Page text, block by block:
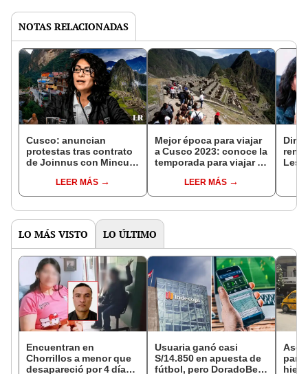
NOTAS RELACIONADAS
Cusco: anuncian
protestas tras contrato
de Joinnus con Mincul
Machu Picchu
LEER MÁS
Mejor época para viajar
a Cusco 2023: conoce la
temporada para viajar a
mundoLEER MÁS
LO MÁS VISTO LO ÚLTIMO
Encuentran en
Chorrillos a menor que
desapareció por 4 días
Usuaria ganó casi
S/14.850 en apuesta de
fútbol, pero DoradoBet
para